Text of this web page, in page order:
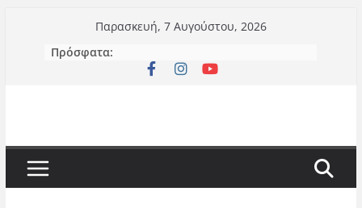
περιεχόμενο
Παρασκευή, 7 Αυγούστου, 2026
Πρόσφατα: